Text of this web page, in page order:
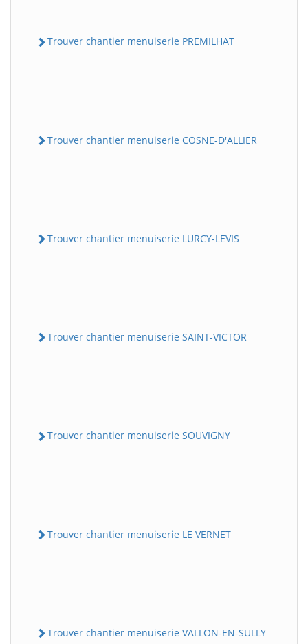
Trouver chantier menuiserie PREMILHAT
Trouver chantier menuiserie COSNE-D'ALLIER
Trouver chantier menuiserie LURCY-LEVIS
Trouver chantier menuiserie SAINT-VICTOR
Trouver chantier menuiserie SOUVIGNY
Trouver chantier menuiserie LE VERNET
Trouver chantier menuiserie VALLON-EN-SULLY